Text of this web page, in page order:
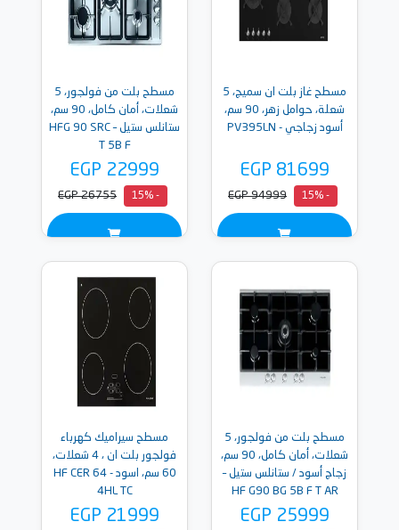
مسطح غاز بلت ان سميج، 5
شعلة، حوامل زهر، 90 سم،
أسود زجاجي - PV395LN
EGP 81699
- 15%
EGP 94999
مسطح بلت من فولجور، 5
شعلات، أمان كامل، 90 سم،
ستانلس ستيل – HFG 90 SRC
T 5B F
EGP 22999
- 15%
EGP 26755
مسطح بلت من فولجور، 5
شعلات، أمان كامل، 90 سم،
زجاج أسود / ستانلس ستيل –
HF G90 BG 5B F T AR
EGP 25999
مسطح سيراميك كهرباء
فولجور بلت ان ، 4 شعلات،
60 سم، اسود - HF CER 64
4HL TC
EGP 21999